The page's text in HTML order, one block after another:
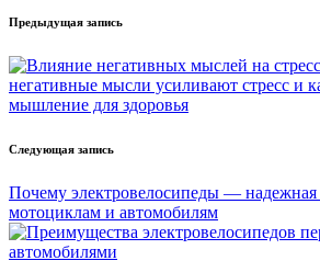
Предыдущая запись
негативные мысли усиливают стресс и
мышление для здоровья
Следующая запись
Почему электровелосипеды — надежная
мотоциклам и автомобилям